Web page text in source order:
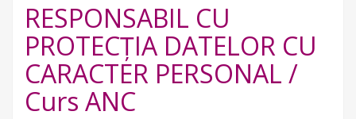
RESPONSABIL CU
PROTECŢIA DATELOR CU
CARACTER PERSONAL /
Curs ANC